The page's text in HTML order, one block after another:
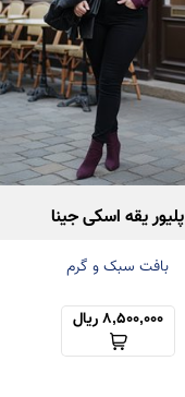
پلیور یقه اسکی جینا
بافت سبک و گرم
8,500,000 ریال